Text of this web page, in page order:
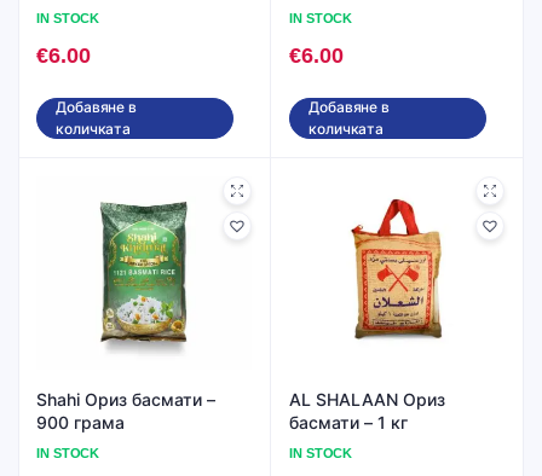
IN STOCK
€6.00
Добавяне в
количката
IN STOCK
€6.00
Добавяне в
количката
Shahi Ориз басмати –
900 грама
IN STOCK
AL SHALAAN Ориз
басмати – 1 кг
IN STOCK